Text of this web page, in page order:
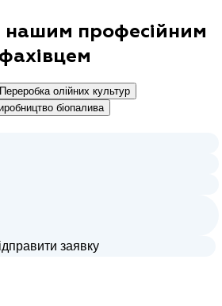
нашим професійним
фахівцем
Переробка олійних культур
біопалива